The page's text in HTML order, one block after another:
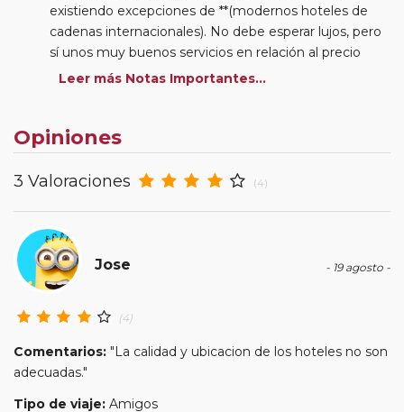
existiendo excepciones de **(modernos hoteles de
cadenas internacionales). No debe esperar lujos, pero
sí unos muy buenos servicios en relación al precio
abonado por el paquete adquirido. Algunos hoteles se
disfrute minimizando los inconvenientes que puedan
ser generados por esta situación.
Desayuno: Esta serie tiene incluido el desayuno
completas en su contenido incluyéndose además
(como en nuestra serie clásica) traslados y excursiones
a puntos de interés (Versalles, Montecarlo, etc) y
ambiente de la noche en Europa.
Traslados: Viaje a viaje se le indica la inclusión o no del
traslado de llegada. Los traslados de salida no se
Los circuitos de la serie Turista tienen las fechas y
Leer más Notas Importantes...
Opiniones
3 Valoraciones (4)
- 19 agosto -
Jose
(4)
Comentarios: "La calidad y ubicacion de los hoteles no son
adecuadas."
Tipo de viaje: Amigos